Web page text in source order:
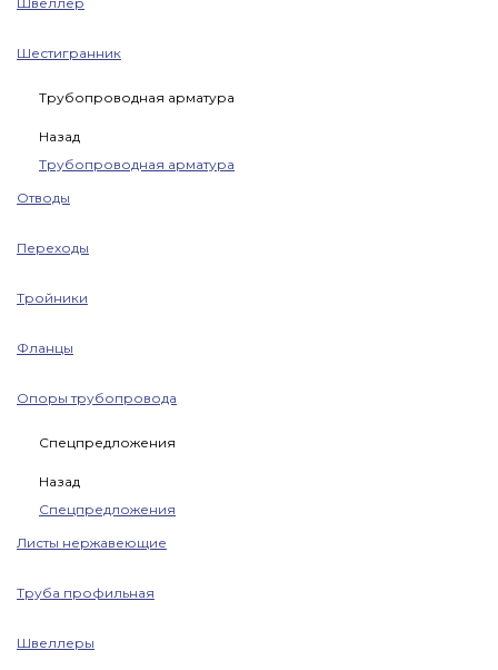
Шестигранник
Трубопроводная арматура
Назад
Трубопроводная арматура
Отводы
Переходы
Тройники
Фланцы
Опоры трубопровода
Спецпредложения
Назад
Спецпредложения
Листы нержавеющие
Труба профильная
Швеллеры